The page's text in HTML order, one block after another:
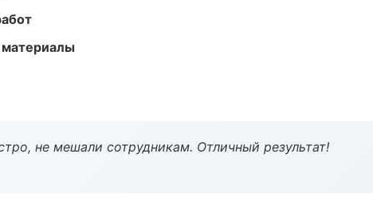
материалы
не мешали сотрудникам. Отличный результат!